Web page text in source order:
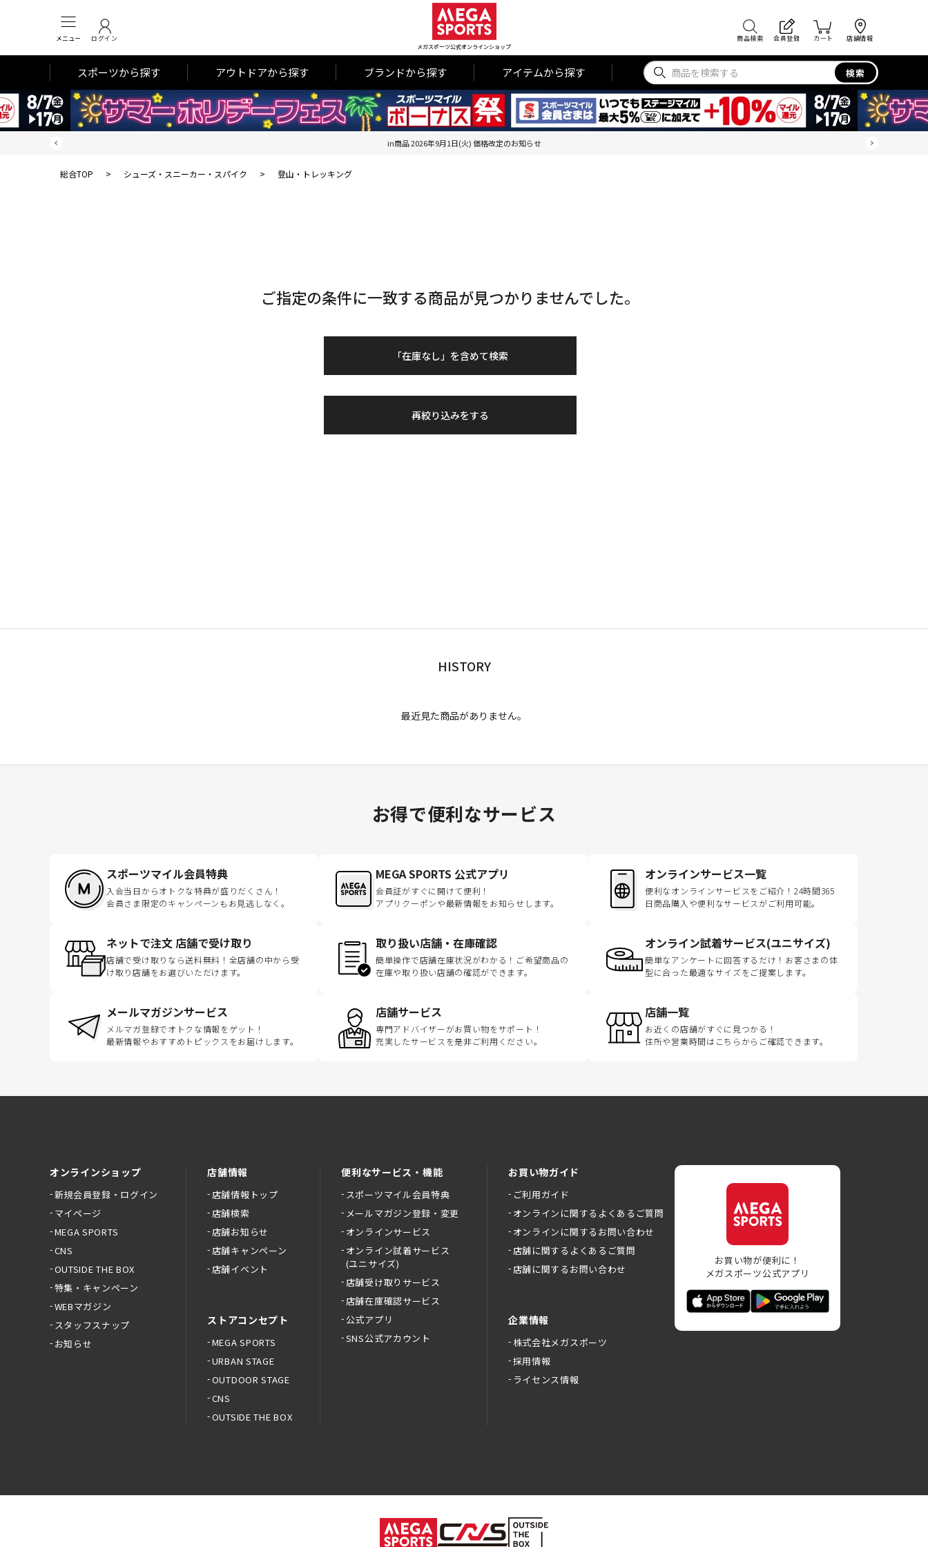
メニュー ログイン
メガスポーツ公式オンラインショップ
商品検索 会員登録 カート 店舗情報
スポーツから探す アウトドアから探す ブランドから探す アイテムから探す 検索
in商品 2026年9月1日(火) 価格改定のお知らせ
総合TOP > シューズ・スニーカー・スパイク > 登山・トレッキング
ご指定の条件に一致する商品が見つかりませんでした。
「在庫なし」を含めて検索
再絞り込みをする
HISTORY
最近見た商品がありません。
お得で便利なサービス
スポーツマイル会員特典
入会当日からオトクな特典が盛りだくさん！
会員さま限定のキャンペーンもお見逃しなく。
MEGA SPORTS 公式アプリ
会員証がすぐに開けて便利！
アプリクーポンや最新情報をお知らせします。
オンラインサービス一覧
便利なオンラインサービスをご紹介！24時間365
日商品購入や便利なサービスがご利用可能。
ネットで注文 店舗で受け取り
店舗で受け取りなら送料無料！全店舗の中から受
け取り店舗をお選びいただけます。
取り扱い店舗・在庫確認
簡単操作で店舗在庫状況がわかる！ご希望商品の
在庫や取り扱い店舗の確認ができます。
オンライン試着サービス(ユニサイズ)
簡単なアンケートに回答するだけ！お客さまの体
型に合った最適なサイズをご提案します。
メールマガジンサービス
メルマガ登録でオトクな情報をゲット！
最新情報やおすすめトピックスをお届けします。
店舗サービス
専門アドバイザーがお買い物をサポート！
充実したサービスを是非ご利用ください。
店舗一覧
お近くの店舗がすぐに見つかる！
住所や営業時間はこちらからご確認できます。
オンラインショップ
新規会員登録・ログイン
マイページ
MEGA SPORTS
CNS
OUTSIDE THE BOX
特集・キャンペーン
WEBマガジン
スタッフスナップ
お知らせ
店舗情報
店舗情報トップ
店舗検索
店舗お知らせ
店舗キャンペーン
店舗イベント
ストアコンセプト
MEGA SPORTS
URBAN STAGE
OUTDOOR STAGE
CNS
OUTSIDE THE BOX
便利なサービス・機能
スポーツマイル会員特典
メールマガジン登録・変更
オンラインサービス
オンライン試着サービス
(ユニサイズ)
店舗受け取りサービス
店舗在庫確認サービス
公式アプリ
SNS公式アカウント
お買い物ガイド
ご利用ガイド
オンラインに関するよくあるご質問
オンラインに関するお問い合わせ
店舗に関するよくあるご質問
店舗に関するお問い合わせ
企業情報
株式会社メガスポーツ
採用情報
ライセンス情報
お買い物が便利に！
メガスポーツ公式アプリ